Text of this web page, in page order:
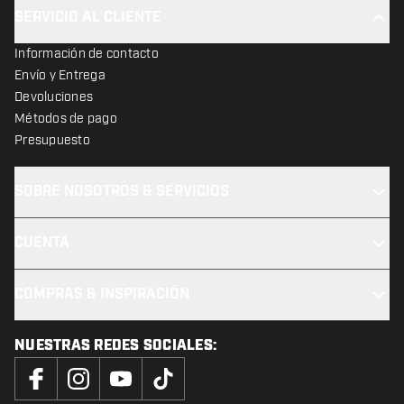
Información de contacto
Envío y Entrega
Devoluciones
Métodos de pago
Presupuesto
NUESTRAS REDES SOCIALES: